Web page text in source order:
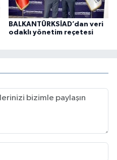
BALKANTÜRKSİAD’dan veri
odaklı yönetim reçetesi